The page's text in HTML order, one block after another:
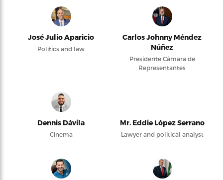
José Julio Aparicio
Politics and law
Carlos Johnny Méndez
Núñez
Presidente Cámara de
Representantes
Dennis Dávila
Cinema
Mr. Eddie López Serrano
Lawyer and political analyst